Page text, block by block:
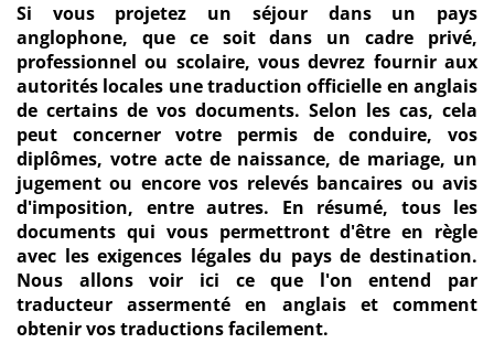
Si vous projetez un séjour dans un pays
anglophone, que ce soit dans un cadre privé,
professionnel ou scolaire, vous devrez fournir aux
autorités locales une traduction officielle en anglais
de certains de vos documents. Selon les cas, cela
peut concerner votre permis de conduire, vos
diplômes, votre acte de naissance, de mariage, un
jugement ou encore vos relevés bancaires ou avis
d'imposition, entre autres. En résumé, tous les
documents qui vous permettront d'être en règle
avec les exigences légales du pays de destination.
Nous allons voir ici ce que l'on entend par
traducteur assermenté en anglais et comment
obtenir vos traductions facilement.